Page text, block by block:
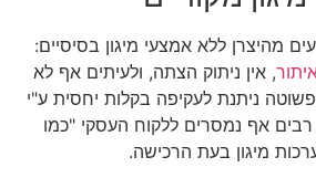
מהיצרן ללא אמצעי מיגון בסיסיים:
, אין ניתוק הצתה, ולעיתים אף לא
ניתנת לעקיפה בקלות יחסית ע"י
רבים אף נמסרים ללקוח העסקי "כמו
מיגון בעת הרכישה.